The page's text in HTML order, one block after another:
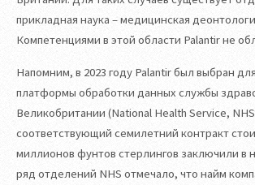
прикладная наука – медицинская
Компетенциями в этой области Palantir не
Напомним, в 2023 году Palantir был выбран
платформы обработки данных службы
Великобритании (National Health Service,
соответствующий семилетний контракт
миллионов фунтов стерлингов заключили в
ряд отделений NHS отмечало, что найм